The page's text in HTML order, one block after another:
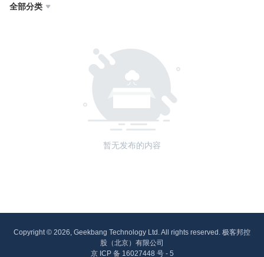
全部分类 
暂无发布的内容
Copyright © 2026, Geekbang Technology Ltd. All rights reserved. 极客邦控
股（北京）有限公司
京 ICP 备 16027448 号 - 5